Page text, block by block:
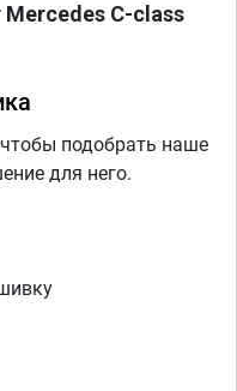
Mercedes C-class
подобрать наше
для него.